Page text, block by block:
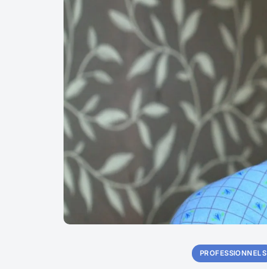
PROFESSIONNELS